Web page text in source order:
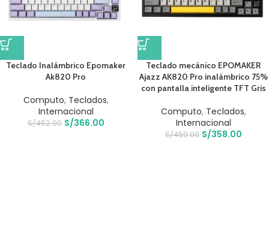
Teclado Inalámbrico Epomaker
Ak820 Pro
Computo, Teclados,
Internacional
S/452.00 S/366.00
Teclado mecánico EPOMAKER
Ajazz AK820 Pro inalámbrico 75%
con pantalla inteligente TFT Gris
Computo, Teclados,
Internacional
S/459.00 S/358.00